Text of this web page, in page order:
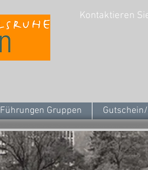
Kontaktieren
Führungen Gruppen